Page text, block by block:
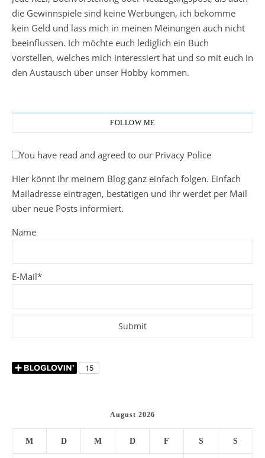
die Gewinnspiele sind keine Werbungen, ich bekomme
kein Geld und lass mich in meinen Meinungen auch nicht
beeinflussen. Ich möchte euch lediglich ein Buch
vorstellen, welches mich interessiert hat und so mit euch in
den Austausch über unser Hobby kommen.
FOLLOW ME
You have read and agreed to our Privacy Police
Hier könnt ihr meinem Blog ganz einfach folgen. Einfach
Mailadresse eintragen, bestätigen und ihr werdet per Mail
über neue Posts informiert.
Name
E-Mail*
August 2026
M D M D F S S